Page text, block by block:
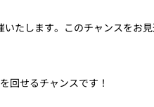
たします。このチャンスをお見
回せるチャンスです！